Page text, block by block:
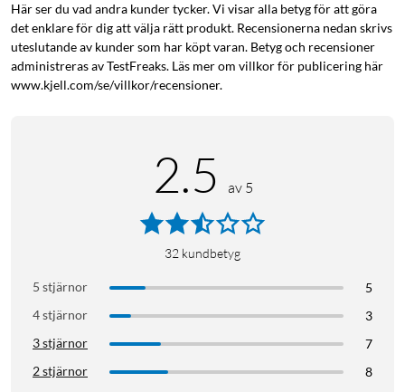
Här ser du vad andra kunder tycker. Vi visar alla betyg för att göra
det enklare för dig att välja rätt produkt. Recensionerna nedan skrivs
uteslutande av kunder som har köpt varan. Betyg och recensioner
administreras av TestFreaks. Läs mer om villkor för publicering här
www.kjell.com/se/villkor/recensioner.
2.5 av 5
32 kundbetyg
5 stjärnor
5
4 stjärnor
3
3 stjärnor
7
2 stjärnor
8